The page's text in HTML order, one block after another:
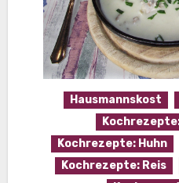
Hausmannskost
Kochrezepte: Huhn
Kochrezepte: Reis